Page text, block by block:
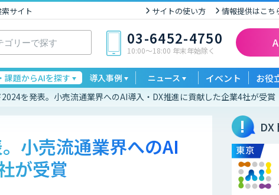
サイト サイトの使い方 情報提供はこち
03-6452-4750
10:00〜18:00 年末年始除く
課題からAIを探す 導入事例 ニュース イベント お役
を発表。小売流通業界へのAI導入・DX推進に貢献した企業4社が受賞
小売流通業界へのAI
が受賞
DX